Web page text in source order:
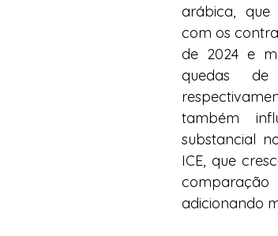
arábica, que
com os
de 2024 e
quedas
também
substancial
ICE, que
adicionando